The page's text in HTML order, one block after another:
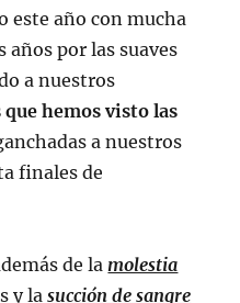
este año con mucha
por las suaves
a nuestros
que hemos visto las
a nuestros
finales de
de la molestia
y lasucción de sangre